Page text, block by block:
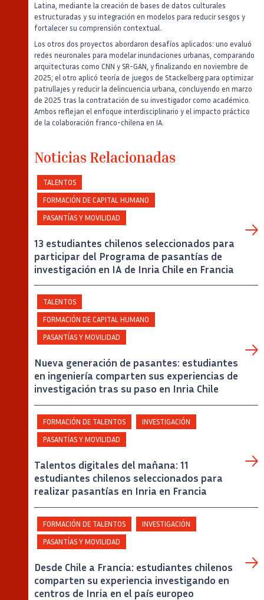
Latina, mediante la creación de bases de datos culturales
estructuradas y su integración en modelos para reducir sesgos y
fortalecer su comprensión contextual.
Los otros dos proyectos abordaron desafíos aplicados: uno evaluó
redes neuronales para modelar inundaciones urbanas, comparando
arquitecturas como CNN y SR-GAN, y finalizando en noviembre de
2025; el otro aplicó teoría de juegos de Stackelberg para optimizar
patrullajes y reducir la delincuencia urbana, concluyendo en marzo
de 2025 tras la contratación de su investigador como académico.
Ambos reflejan el enfoque interdisciplinario y el impacto práctico
de la colaboración franco-chilena en IA.
Noticias Relacionadas
TALENTOS
FORMACIÓN DE CAPITAL HUMANO
PASANTÍAS Y MOVILIDAD
13 estudiantes chilenos seleccionados para
participar del Programa de pasantías de
investigación en IA de Inria Chile en Francia
TALENTOS
FORMACIÓN DE CAPITAL HUMANO
PASANTÍAS Y MOVILIDAD
Nueva generación de pasantes: estudiantes
en ingeniería comparten sus experiencias de
investigación tras su paso en Inria Chile
FORMACIÓN DE TALENTOS
INVESTIGACIÓN
PASANTÍAS Y MOVILIDAD
Talentos digitales del mañana: 11
estudiantes chilenos seleccionados para
realizar pasantías en Inria en Francia
FORMACIÓN DE TALENTOS
INVESTIGACIÓN
PASANTÍAS Y MOVILIDAD
Desde Chile a Francia: estudiantes chilenos
comparten su experiencia investigando en
centros de Inria en el país europeo